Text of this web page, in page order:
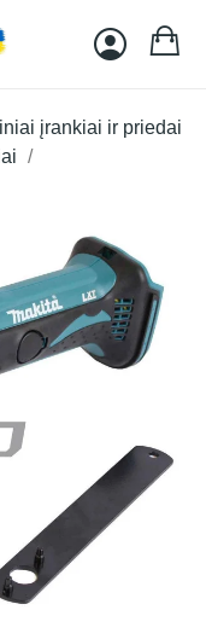
įrankiai ir priedai